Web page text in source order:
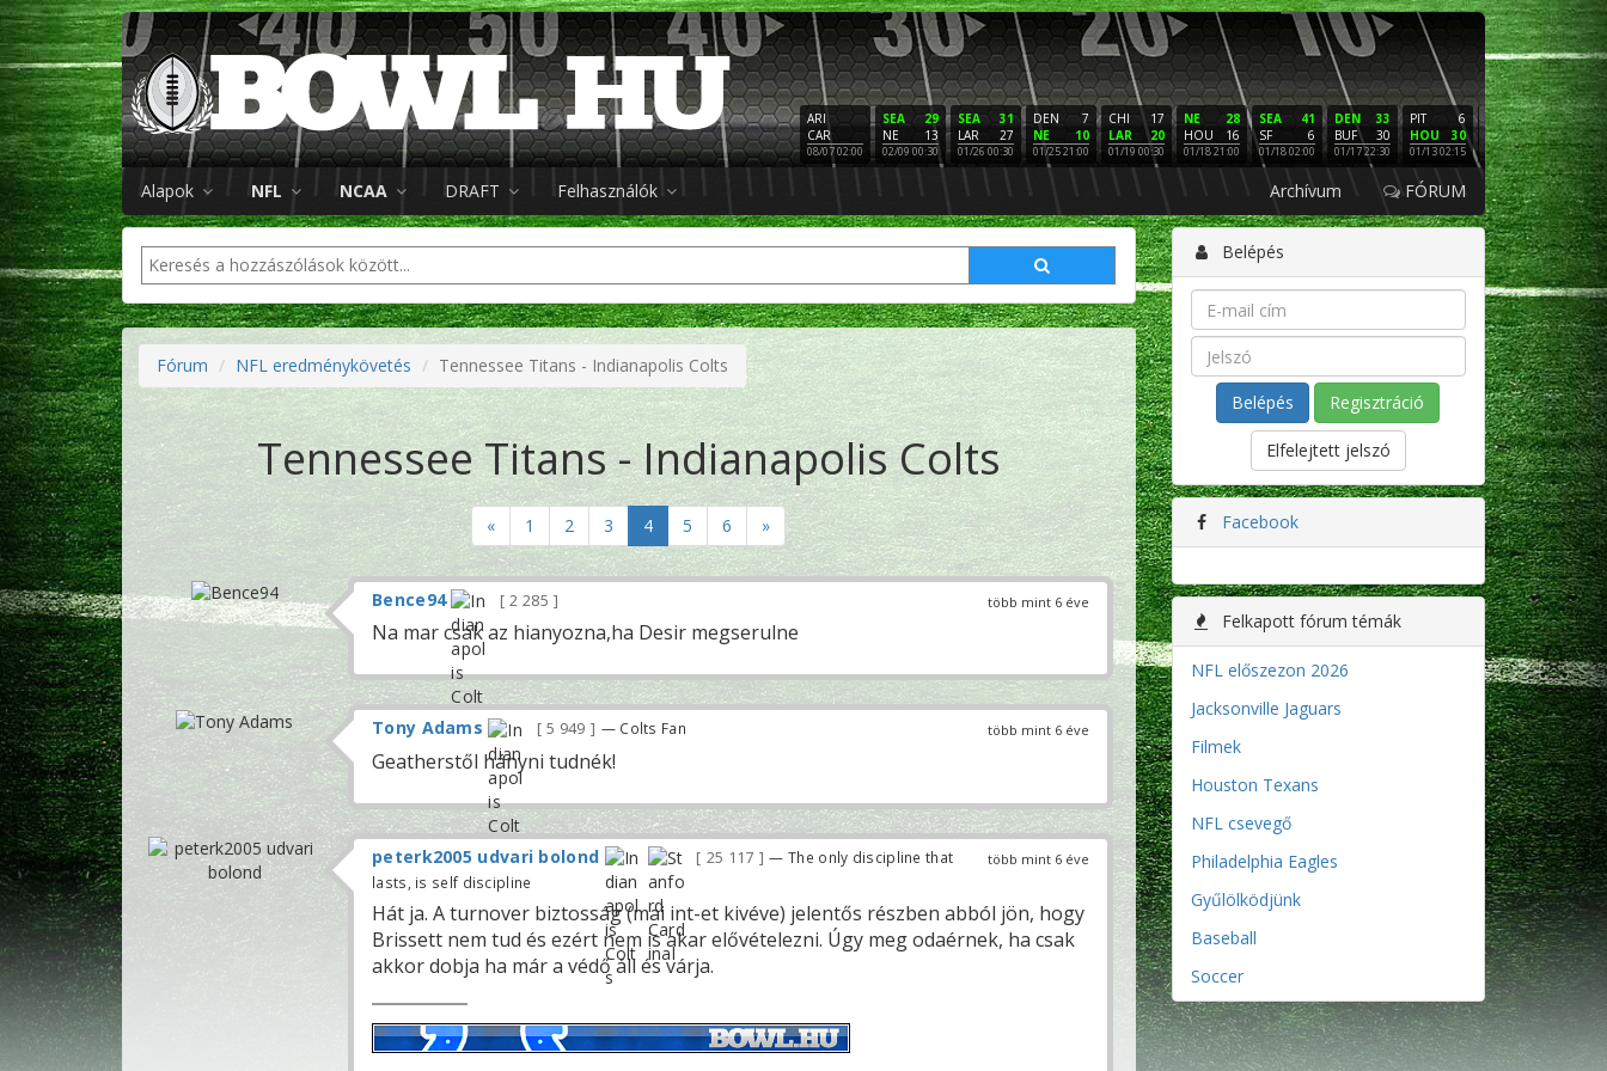
ARI
CAR
08/07 02:00
29
SEA
13
NE
02/09 00:30
31
SEA
27
LAR
01/26 00:30
7
DEN
10
NE
01/25 21:00
17
CHI
20
LAR
01/19 00:30
28
NE
16
HOU
01/18 21:00
41
SEA
6
SF
01/18 02:00
33
DEN
30
BUF
01/17 22:30
6
PIT
30
HOU
01/13 02:15
16
NE
3
LAC
01/12 02:00
PHI
SF
01/11
Alapok NFL NCAA DRAFT Felhasználók Archívum FÓRUM
Fórum NFL eredménykövetés Tennessee Titans - Indianapolis Colts
Tennessee Titans - Indianapolis Colts
« 1 2 3 4 5 6 »
több mint 6 éve
Bence94 2 285
Na mar csak az hianyozna,ha Desir megserulne
több mint 6 éve
Tony Adams 5 949 — Colts Fan
Geatherstől hányni tudnék!
több mint 6 éve
peterk2005 udvari bolond 25 117
— The only discipline that
lasts, is self discipline
Hát ja. A turnover biztosság (mai int-et kivéve) jelentős részben abból jön, hogy
Brissett nem tud és ezért nem is akar elővételezni. Úgy meg odaérnek, ha csak
akkor dobja ha már a védő áll és várja.
Belépés
Regisztráció
Elfelejtett jelszó
Facebook
Felkapott fórum témák
NFL előszezon 2026
Jacksonville Jaguars
Filmek
Houston Texans
NFL csevegő
Philadelphia Eagles
Gyűlölködjünk
Baseball
Soccer